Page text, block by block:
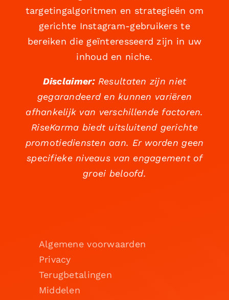
targetingalgoritmen en strategieën om
gerichte Instagram-gebruikers te
bereiken die geïnteresseerd zijn in uw
inhoud en niche.
Disclaimer:Resultaten zijn niet
gegarandeerd en kunnen variëren
afhankelijk van verschillende factoren.
RiseKarma biedt uitsluitend gerichte
promotiediensten aan. Er worden geen
specifieke niveaus van engagement of
groei beloofd.
Algemene voorwaarden
Privacy
Terugbetalingen
Middelen